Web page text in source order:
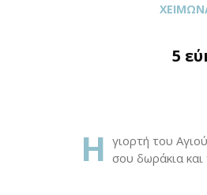
5
Η γιορτή του
σου δωράκια